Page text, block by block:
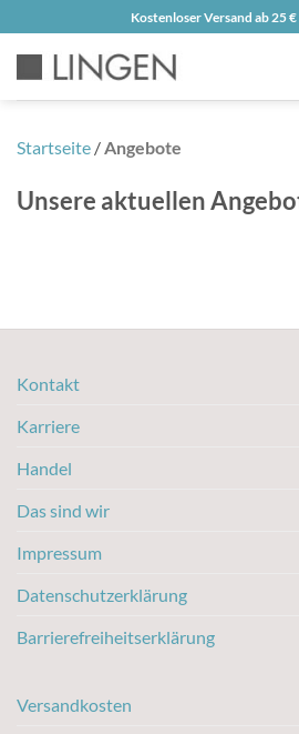
Inhalt
Kostenloser Versand ab 25
Startseite /Angebote
Unsere aktuellen
Kontakt
Karriere
Handel
Das sind wir
Impressum
Datenschutzerklärung
Barrierefreiheitserklärung
Versandkosten